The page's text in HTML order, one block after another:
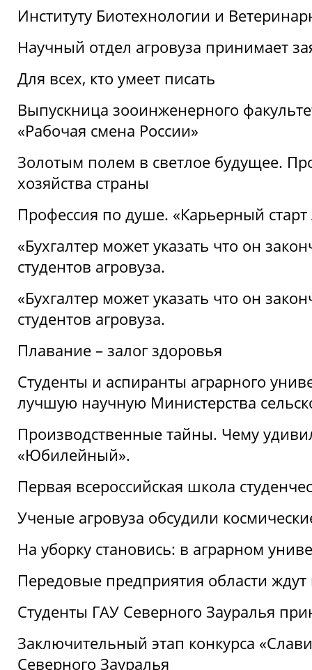
Институту Биотехнологии и
Научный отдел агровуза принимает
Для всех, кто умеет писать
Выпускница зооинженерного
«Рабочая смена России»
Золотым полем в светлое будущее.
хозяйства страны
Профессия по душе. «Карьерный
«Бухгалтер может указать что он
студентов агровуза.
«Бухгалтер может указать что он
студентов агровуза.
Плавание – залог здоровья
Студенты и аспиранты аграрного
лучшую научную Министерства
Производственные тайны. Чему
«Юбилейный».
Первая всероссийская школа
Ученые агровуза обсудили
На уборку становись: в аграрном
Передовые предприятия области ждут
Студенты ГАУ Северного Зауралья
Заключительный этап конкурса
Северного Зауралья